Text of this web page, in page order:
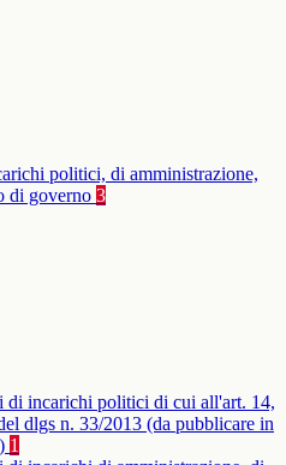
politici, di amministrazione,
di governo 3
di incarichi politici di cui all'art. 14,
dlgs n. 33/2013 (da pubblicare in
1